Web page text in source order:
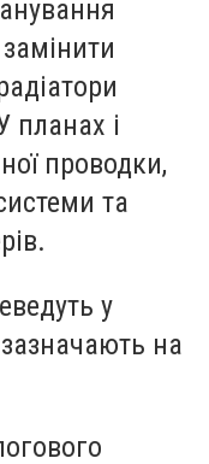
планах і
проводки,
та
у
зазначають на